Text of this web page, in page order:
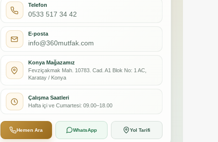
Telefon
0533 517 34 42
E-posta
info@360mutfak.com
Konya Mağazamız
Fevziçakmak Mah. 10783. Cad. A1 Blok No: 1 AC,
Karatay / Konya
Çalışma Saatleri
Hafta içi ve Cumartesi: 09.00–18.00
Hemen Ara WhatsApp Yol Tarifi